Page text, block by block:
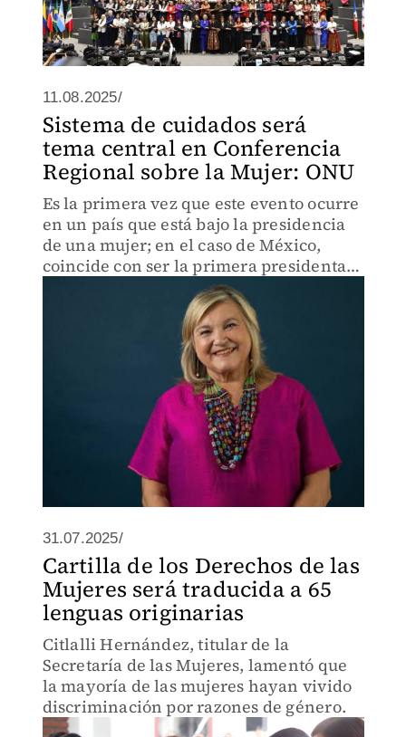
11.08.2025/
Sistema de cuidados será
tema central en Conferencia
Regional sobre la Mujer: ONU
Es la primera vez que este evento ocurre
en un país que está bajo la presidencia
de una mujer; en el caso de México,
coincide con ser la primera presidenta,
31.07.2025/
Cartilla de los Derechos de las
Mujeres será traducida a 65
lenguas originarias
Citlalli Hernández, titular de la
Secretaría de las Mujeres, lamentó que
la mayoría de las mujeres hayan vivido
discriminación por razones de género.